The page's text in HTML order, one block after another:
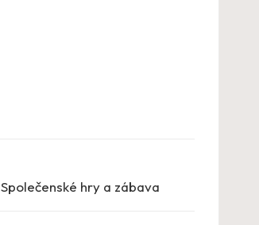
Společenské hry a zábava